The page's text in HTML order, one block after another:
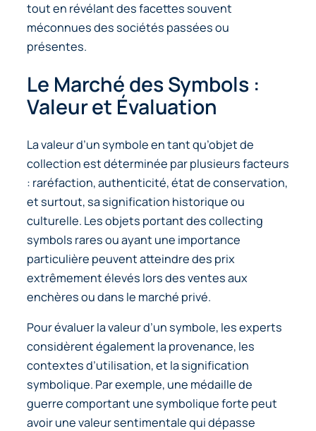
tout en révélant des facettes souvent
méconnues des sociétés passées ou
présentes.
Le Marché des Symbols :
Valeur et Évaluation
La valeur d’un symbole en tant qu’objet de
collection est déterminée par plusieurs facteurs
: raréfaction, authenticité, état de conservation,
et surtout, sa signification historique ou
culturelle. Les objets portant descollecting
symbols rares ou ayant une importance
particulière peuvent atteindre des prix
extrêmement élevés lors des ventes aux
enchères ou dans le marché privé.
Pour évaluer la valeur d’un symbole, les experts
considèrent également la provenance, les
contextes d’utilisation, et la signification
symbolique. Par exemple, une médaille de
guerre comportant une symbolique forte peut
avoir une valeur sentimentale qui dépasse